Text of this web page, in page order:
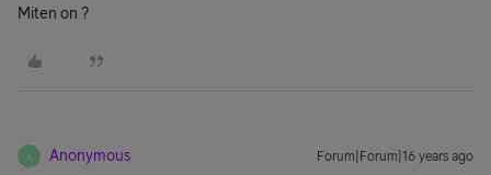
Miten on ?
A Anonymous Forum|Forum|16 years ago